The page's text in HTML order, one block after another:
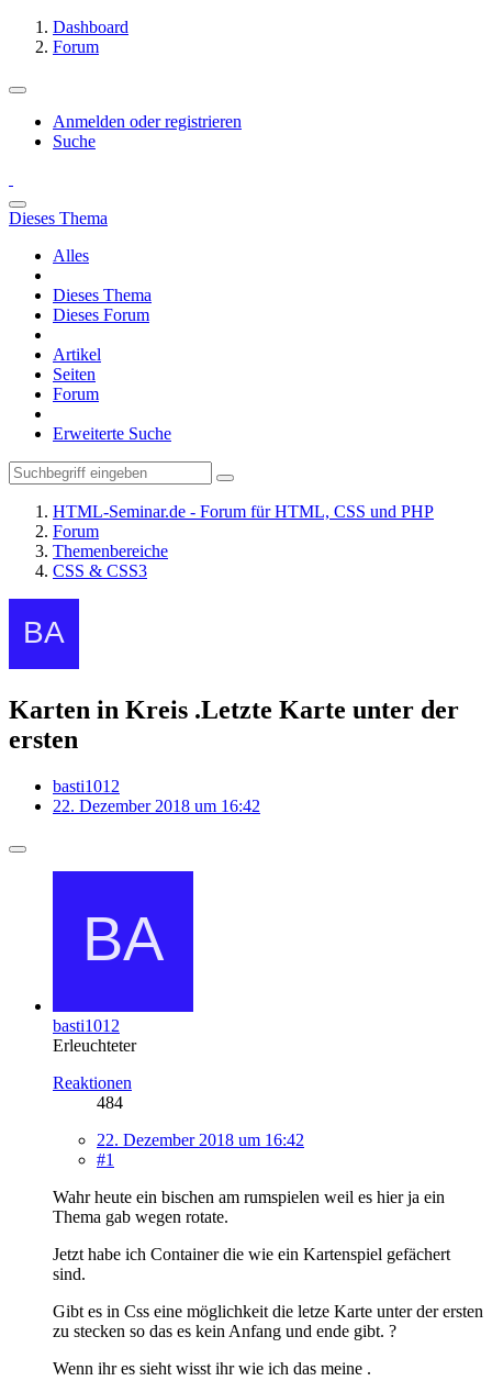
Dashboard
Forum
Anmelden oder registrieren
Suche
Dieses Thema
Alles
Dieses Thema
Dieses Forum
Artikel
Seiten
Forum
Erweiterte Suche
HTML-Seminar.de - Forum für HTML, CSS und PHP
Forum
Themenbereiche
CSS & CSS3
Karten in Kreis .Letzte Karte unter der
ersten
basti1012
22. Dezember 2018 um 16:42
basti1012
Erleuchteter
Reaktionen
484
22. Dezember 2018 um 16:42
#1
Wahr heute ein bischen am rumspielen weil es hier ja ein
Thema gab wegen rotate.
Jetzt habe ich Container die wie ein Kartenspiel gefächert
sind.
Gibt es in Css eine möglichkeit die letze Karte unter der ersten
zu stecken so das es kein Anfang und ende gibt. ?
Wenn ihr es sieht wisst ihr wie ich das meine .